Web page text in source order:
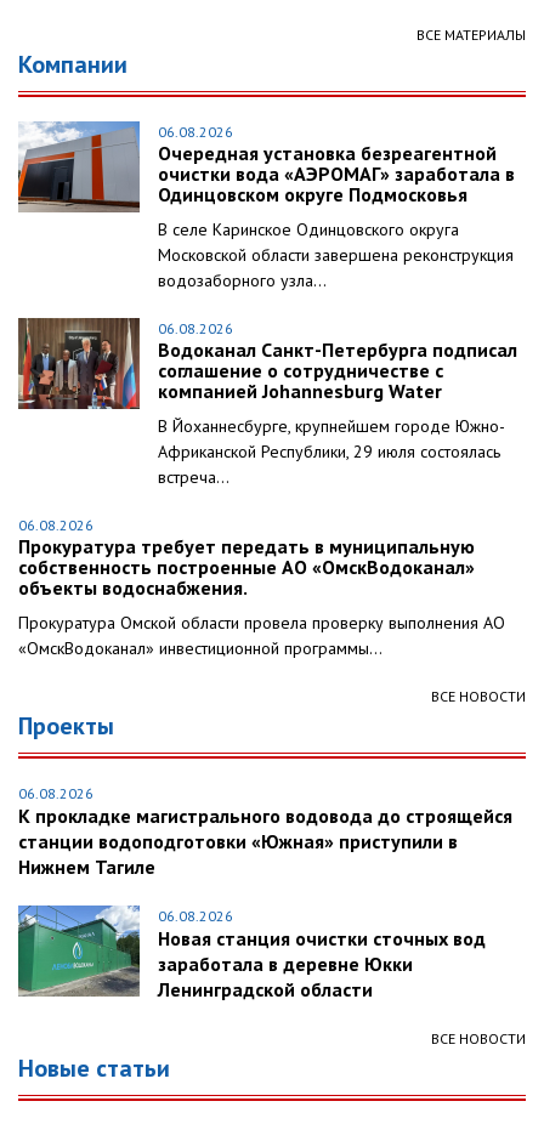
ВСЕ МАТЕРИАЛЫ
Компании
06.08.2026
Очередная установка безреагентной
очистки вода «АЭРОМАГ» заработала в
Одинцовском округе Подмосковья
В селе Каринское Одинцовского округа
Московской области завершена реконструкция
водозаборного узла...
06.08.2026
Водоканал Санкт-Петербурга подписал
соглашение о сотрудничестве с
компанией Johannesburg Water
В Йоханнесбурге, крупнейшем городе Южно-
Африканской Республики, 29 июля состоялась
встреча...
06.08.2026
Прокуратура требует передать в муниципальную
собственность построенные АО «ОмскВодоканал»
объекты водоснабжения.
Прокуратура Омской области провела проверку выполнения АО
«ОмскВодоканал» инвестиционной программы...
ВСЕ НОВОСТИ
Проекты
06.08.2026
К прокладке магистрального водовода до строящейся
станции водоподготовки «Южная» приступили в
Нижнем Тагиле
06.08.2026
Новая станция очистки сточных вод
заработала в деревне Юкки
Ленинградской области
ВСЕ НОВОСТИ
Новые статьи